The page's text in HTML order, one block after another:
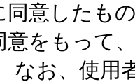
同意したも
意をもって
なお、使用